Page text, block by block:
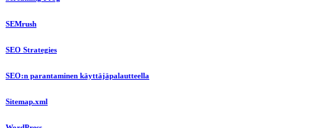
SEMrush
SEO Strategies
SEO:n parantaminen käyttäjäpalautteella
Sitemap.xml